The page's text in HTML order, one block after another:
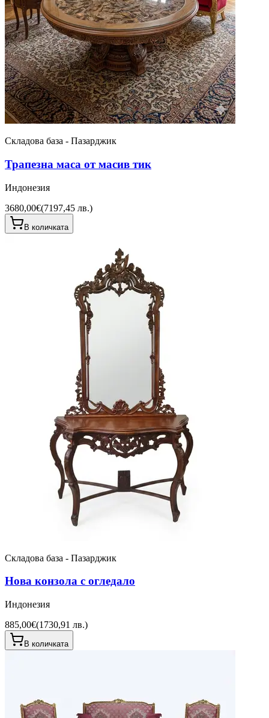
Складова база - Пазарджик
Трапезна маса от масив тик
Индонезия
3680,00€(7197,45 лв.)
В количката
Складова база - Пазарджик
Нова конзола с огледало
Индонезия
885,00€(1730,91 лв.)
В количката